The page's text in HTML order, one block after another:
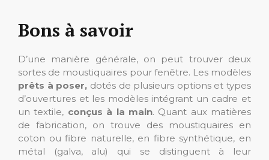
Bons à savoir
D’une manière générale, on peut trouver deux
sortes de moustiquaires pour fenêtre. Les modèles
prêts à poser, dotés de plusieurs options et types
d’ouvertures et les modèles intégrant un cadre et
un textile, conçus à la main. Quant aux matières
de fabrication, on trouve des moustiquaires en
coton ou fibre naturelle, en fibre synthétique, en
métal (galva, alu) qui se distinguent à leur